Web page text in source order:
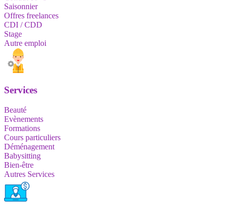
Saisonnier
Offres freelances
CDI / CDD
Stage
Autre emploi
Services
Beauté
Evènements
Formations
Cours particuliers
Déménagement
Babysitting
Bien-être
Autres Services